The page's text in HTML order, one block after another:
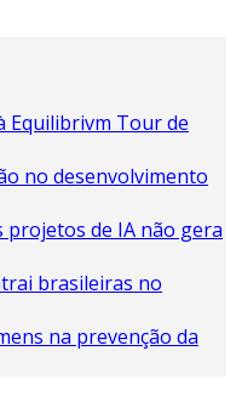
Equilibrivm Tour de
no desenvolvimento
projetos de IA não gera
brasileiras no
na prevenção da